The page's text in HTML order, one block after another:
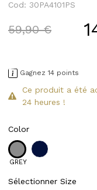
Cod: 30PA4101PS
Price reduced
59,90 €to
Gagnez 14 points
Ce produit a été
24 heures !
Color
GREY
Sélectionner Size